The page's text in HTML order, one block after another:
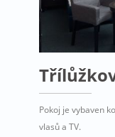
Pokoj je vybaven
vlasů a TV.